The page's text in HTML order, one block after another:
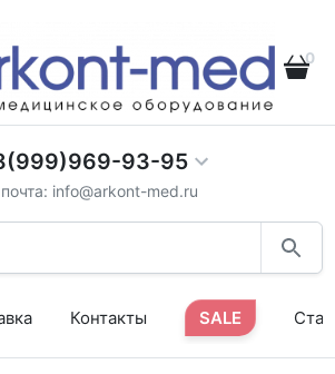
0
93-95
info@arkont-med.ru
Контакты SALE